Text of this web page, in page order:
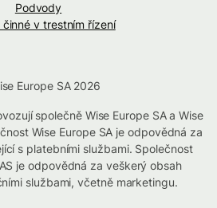
Podvody
v trestním řízení
Europe SA 2026
společně Wise Europe SA a Wise
Wise Europe SA je odpovědná za
s platebními službami. Společnost
je odpovědná za veškerý obsah
službami, včetně marketingu.